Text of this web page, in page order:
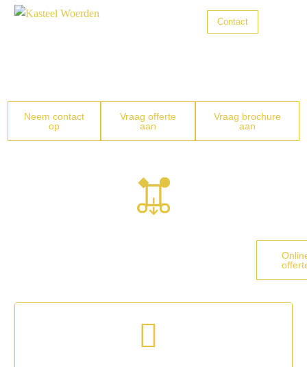
Contact
Neem contact
op
Vraag offerte
aan
Vraag brochure
aan
Zakelijke bijeenkomsten